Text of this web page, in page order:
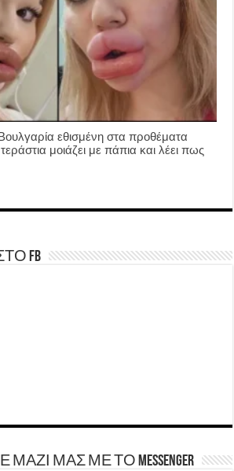
εθισμένη στα προθέματα
μοιάζει με πάπια και λέει πως
FB
ΜΑΣ ΜΕ ΤΟ Messenger